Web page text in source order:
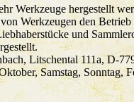
Werkzeuge hergestellt
Werkzeugen den
und
Litschental 111a, D-
Samstag, Sonntag,